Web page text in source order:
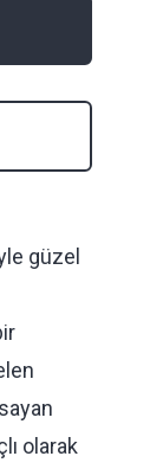
güzel
olarak